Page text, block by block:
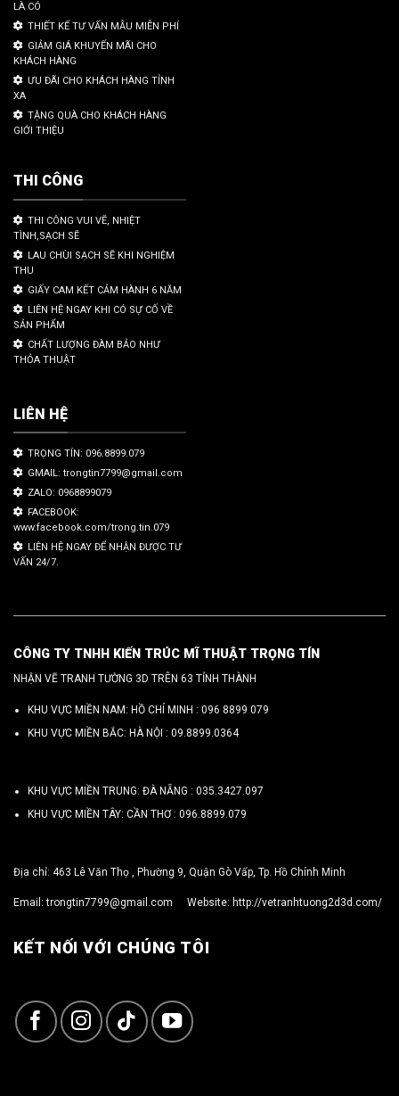
LÀ CÓ
THIẾT KẾ TƯ VẤN MẪU MIỄN PHÍ
GIẢM GIÁ KHUYẾN MÃI CHO
KHÁCH HÀNG
ƯU ĐÃI CHO KHÁCH HÀNG TỈNH
XA
TẶNG QUÀ CHO KHÁCH HÀNG
GIỚI THIỆU
THI CÔNG
THI CÔNG VUI VẼ, NHIỆT
TÌNH,SẠCH SẼ
LAU CHÙI SẠCH SẼ KHI NGHIỆM
THU
GIẤY CAM KẾT CẢM HÀNH 6 NĂM
LIÊN HỆ NGAY KHI CÓ SỰ CỐ VỀ
SẢN PHẨM
CHẤT LƯỢNG ĐÀM BẢO NHƯ
THỎA THUẬT
LIÊN HỆ
TRỌNG TÍN: 096.8899.079
GMAIL: trongtin7799@gmail.com
ZALO: 0968899079
FACEBOOK:
www.facebook.com/trong.tin.079
LIÊN HỆ NGAY ĐỂ NHẬN ĐƯỢC TƯ
VẤN 24/7.
CÔNG TY TNHH KIẾN TRÚC MĨ THUẬT TRỌNG TÍN
NHẬN VẼ TRANH TƯỜNG 3D TRÊN 63 TỈNH THÀNH
KHU VỰC MIỀN NAM: HỒ CHÍ MINH : 096 8899 079
KHU VỰC MIỀN BẮC: HÀ NỘI : 09.8899.0364
KHU VỰC MIỀN TRUNG: ĐÀ NẴNG : 035.3427.097
KHU VỰC MIỀN TÂY: CẦN THƠ : 096.8899.079
Địa chỉ: 463 Lê Văn Thọ , Phường 9, Quận Gò Vấp, Tp. Hồ Chính Minh
Email:trongtin7799@gmail.com Website: http://vetranhtuong2d3d.com/
KẾT NỐI VỚI CHÚNG TÔI